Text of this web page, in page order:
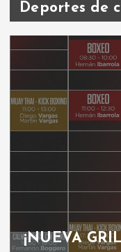
Deportes de
¡NUEVA